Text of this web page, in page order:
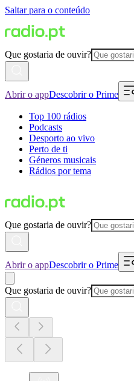
Saltar para o conteúdo
Que gostaria de ouvir?
Abrir o appDescobrir o Prime
Top 100 rádios
Podcasts
Desporto ao vivo
Perto de ti
Géneros musicais
Rádios por tema
Que gostaria de ouvir?
Abrir o appDescobrir o Prime
Que gostaria de ouvir?